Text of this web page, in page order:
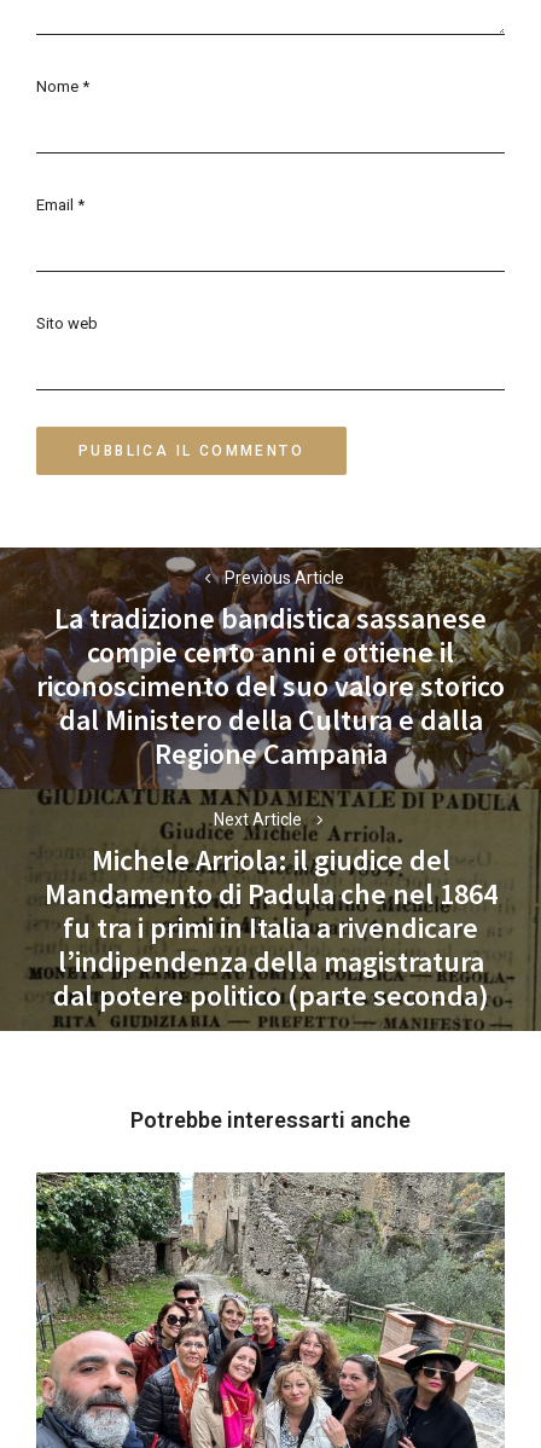
Nome *
Email *
Sito web
Navigazione
articoli
Previous Article
Previous
post:
La tradizione bandistica sassanese
compie cento anni e ottiene il
riconoscimento del suo valore storico
dal Ministero della Cultura e dalla
Regione Campania
Next Article
Next
post:
Michele Arriola: il giudice del
Mandamento di Padula che nel 1864
fu tra i primi in Italia a rivendicare
l’indipendenza della magistratura
dal potere politico (parte seconda)
Potrebbe interessarti anche